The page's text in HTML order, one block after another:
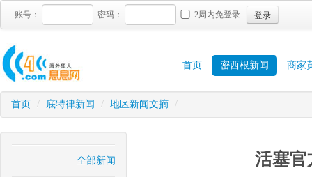
账号： 密码： 2周内免登录 登录
首页 密西根新闻 商家
首页 / 底特律新闻 / 地区新闻文摘 /
全部新闻 活塞官